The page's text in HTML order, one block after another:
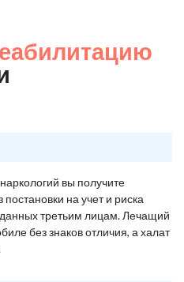
вы получите
на учет и риска
третьим лицам. Лечащий
без знаков отличия, а халат